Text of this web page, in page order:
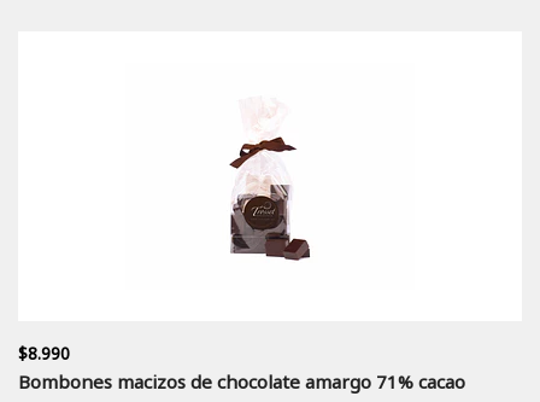
$8.990
Bombones macizos de chocolate amargo 71% cacao